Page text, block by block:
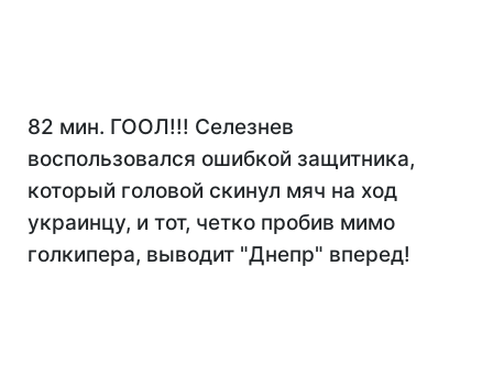
82 мин. ГООЛ!!! Селезнев
воспользовался ошибкой защитника,
который головой скинул мяч на ход
украинцу, и тот, четко пробив мимо
голкипера, выводит "Днепр" вперед!